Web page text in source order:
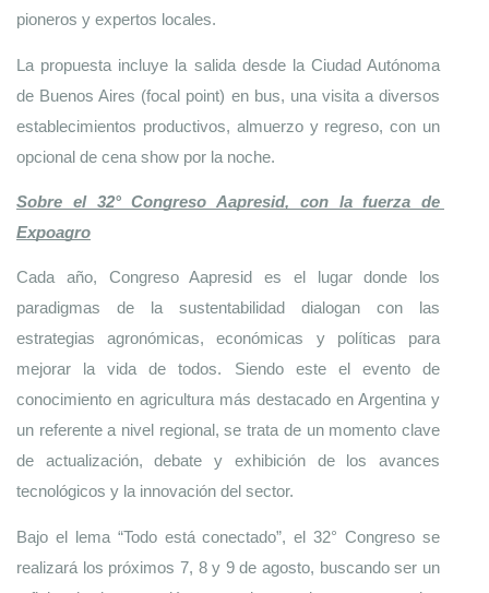
pioneros y expertos locales.
La propuesta incluye la salida desde la Ciudad Autónoma
de Buenos Aires (focal point) en bus, una visita a diversos
establecimientos productivos, almuerzo y regreso, con un
opcional de cena show por la noche.
Sobre el 32° Congreso Aapresid, con la fuerza de
Expoagro
Cada año, Congreso Aapresid es el lugar donde los
paradigmas de la sustentabilidad dialogan con las
estrategias agronómicas, económicas y políticas para
mejorar la vida de todos. Siendo este el evento de
conocimiento en agricultura más destacado en Argentina y
un referente a nivel regional, se trata de un momento clave
de actualización, debate y exhibición de los avances
tecnológicos y la innovación del sector.
Bajo el lema “Todo está conectado”, el 32° Congreso se
realizará los próximos 7, 8 y 9 de agosto, buscando ser un